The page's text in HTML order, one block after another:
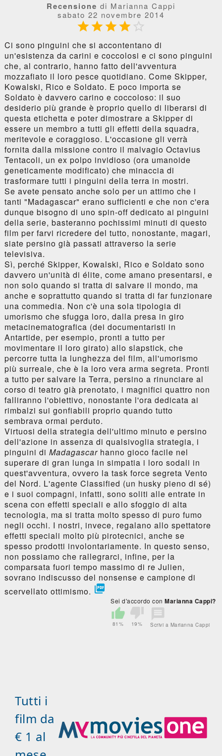
Recensione di Marianna Cappi
sabato 22 novembre 2014
 
Ci sono pinguini che si accontentano di
un'esistenza da carini e coccolosi e ci sono pinguini
che, al contrario, hanno fatto dell'avventura
mozzafiato il loro pesce quotidiano. Come Skipper,
Kowalski, Rico e Soldato. E poco importa se
Soldato è davvero carino e coccoloso: il suo
desiderio più grande è proprio quello di liberarsi di
questa etichetta e poter dimostrare a Skipper di
essere un membro a tutti gli effetti della squadra,
meritevole e coraggioso. L'occasione gli verrà
fornita dalla missione contro il malvagio Octavius
Tentacoli, un ex polpo invidioso (ora umanoide
geneticamente modificato) che minaccia di
trasformare tutti i pinguini della terra in mostri.
Se avete pensato anche solo per un attimo che i
tanti "Madagascar" erano sufficienti e che non c'era
dunque bisogno di uno spin-off dedicato ai pinguini
della serie, basteranno pochissimi minuti di questo
film per farvi ricredere del tutto, nonostante, magari,
siate persino già passati attraverso la serie
televisiva.
Sì, perché Skipper, Kowalski, Rico e Soldato sono
davvero un'unità di élite, come amano presentarsi, e
non solo quando si tratta di salvare il mondo, ma
anche e soprattutto quando si tratta di far funzionare
una commedia. Non c'è una sola tipologia di
umorismo che sfugga loro, dalla presa in giro
metacinematografica (dei documentaristi in
Antartide, per esempio, pronti a tutto per
movimentare il loro girato) allo slapstick, che
percorre tutta la lunghezza del film, all'umorismo
più surreale, che è la loro vera arma segreta. Pronti
a tutto per salvare la Terra, persino a rinunciare al
corso di teatro già prenotato, i magnifici quattro non
falliranno l'obiettivo, nonostante l'ora dedicata ai
rimbalzi sui gonfiabili proprio quando tutto
sembrava ormai perduto.
Virtuosi della strategia dell'ultimo minuto e persino
dell'azione in assenza di qualsivoglia strategia, i
pinguini di Madagascarhanno gioco facile nel
superare di gran lunga in simpatia i loro sodali in
quest'avventura, ovvero la task force segreta Vento
del Nord. L'agente Classified (un husky pieno di sé)
e i suoi compagni, infatti, sono soliti alle entrate in
scena con effetti speciali e allo sfoggio di alta
tecnologia, ma si tratta molto spesso di puro fumo
negli occhi. I nostri, invece, regalano allo spettatore
effetti speciali molto più pirotecnici, anche se
spesso prodotti involontariamente. In questo senso,
non possiamo che rallegrarci, infine, per la
comparsata fuori tempo massimo di re Julien,
sovrano indiscusso del nonsense e campione di
scervellato ottimismo. 
Sei d'accordo conMarianna Cappi?
81% 19% Scrivi a Marianna Cappi
Tutti i
film da
€ 1 al